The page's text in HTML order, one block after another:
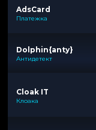
AdsCard
Платежка
Dolphin{anty}
Антидетект
Cloak IT
Клоака